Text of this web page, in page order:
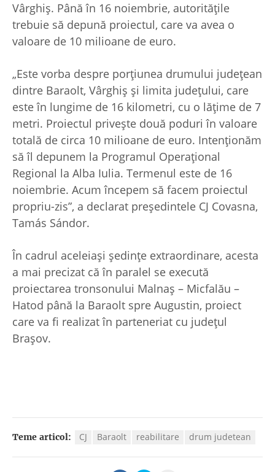
Vârghiş. Până în 16 noiembrie, autorităţile
trebuie să depună proiectul, care va avea o
valoare de 10 milioane de euro.
„Este vorba despre porţiunea drumului judeţean
dintre Baraolt, Vârghiş şi limita judeţului, care
este în lungime de 16 kilometri, cu o lăţime de 7
metri. Proiectul priveşte două poduri în valoare
totală de circa 10 milioane de euro. Intenţionăm
să îl depunem la Programul Operaţional
Regional la Alba Iulia. Termenul este de 16
noiembrie. Acum începem să facem proiectul
propriu-zis”, a declarat preşedintele CJ Covasna,
Tamás Sándor.
În cadrul aceleiaşi şedinţe extraordinare, acesta
a mai precizat că în paralel se execută
proiectarea tronsonului Malnaş – Micfalău –
Hatod până la Baraolt spre Augustin, proiect
care va fi realizat în parteneriat cu judeţul
Braşov.
Teme articol: CJ Baraolt reabilitare drum judetean